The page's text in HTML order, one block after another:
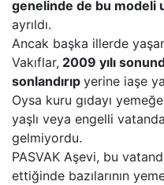
genelinde de bu modeli
ayrıldı.
Ancak başka illerde
Vakıflar, 2009 yılı
sonlandırıp yerine iaşe
Oysa kuru gıdayı
yaşlı veya engelli
gelmiyordu.
PASVAK Aşevi, bu
ettiğinde bazılarının